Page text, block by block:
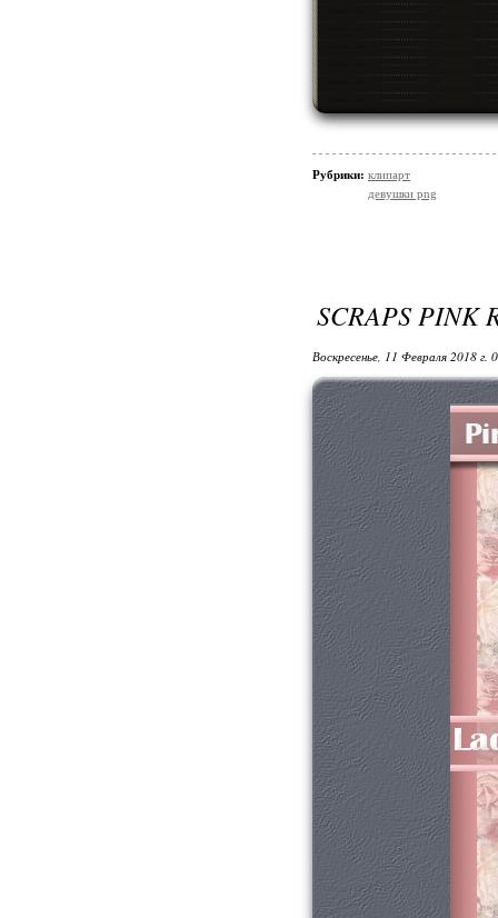
Рубрики: клипарт
девушки png
SCRAPS PINK
Воскресенье, 11 Февраля 2018 г.